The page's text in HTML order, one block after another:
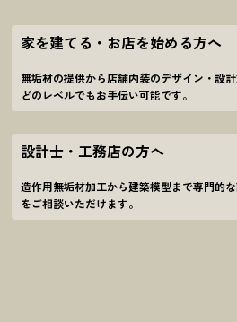
家を建てる・お店を始める方へ
無垢材の提供から店舗内装のデザイン・設
どのレベルでもお手伝い可能です。
設計士・工務店の方へ
造作用無垢材加工から建築模型まで専門的
をご相談いただけます。